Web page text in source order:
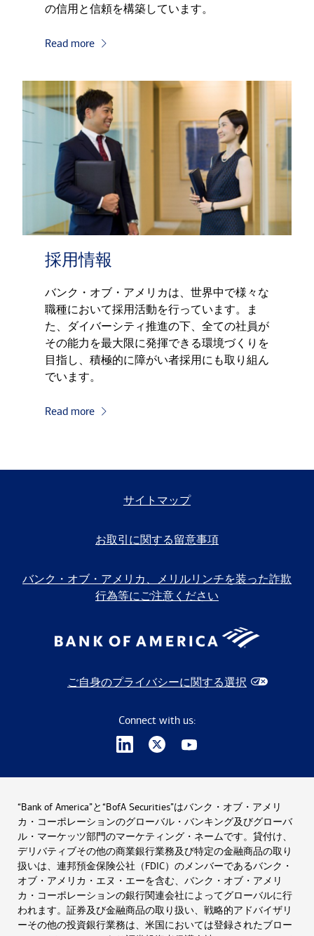
の信用と信頼を構築しています。
Read more
採用情報
バンク・オブ・アメリカは、世界中で様々な
職種において採用活動を行っています。ま
た、ダイバーシティ推進の下、全ての社員が
その能力を最大限に発揮できる環境づくりを
目指し、積極的に障がい者採用にも取り組ん
でいます。
Read more
サイトマップ
お取引に関する留意事項
バンク・オブ・アメリカ、メリルリンチを装った詐欺
行為等にご注意ください
ご自身のプライバシーに関する選択
Connect with us:
“Bank of America”と“BofA Securities”はバンク・オブ・アメリ
カ・コーポレーションのグローバル・バンキング及びグローバ
ル・マーケッツ部門のマーケティング・ネームです。貸付け、
デリバティブその他の商業銀行業務及び特定の金融商品の取り
扱いは、連邦預金保険公社（FDIC）のメンバーであるバンク・
オブ・アメリカ・エヌ・エーを含む、バンク・オブ・アメリ
カ・コーポレーションの銀行関連会社によってグローバルに行
われます。証券及び金融商品の取り扱い、戦略的アドバイザリ
ーその他の投資銀行業務は、米国においては登録されたブロー